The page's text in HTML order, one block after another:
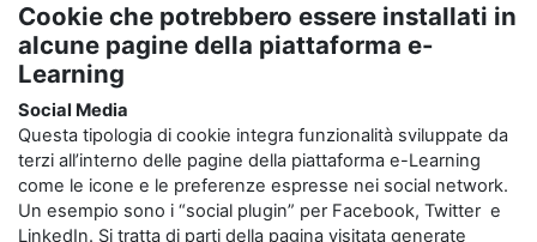
Cookie che potrebbero essere installati in
alcune pagine della piattaforma e-
Learning
Social Media
Questa tipologia di cookie integra funzionalità sviluppate da
terzi all’interno delle pagine della piattaforma e-Learning
come le icone e le preferenze espresse nei social network.
Un esempio sono i “social plugin” per Facebook, Twitter e
LinkedIn. Si tratta di parti della pagina visitata generate